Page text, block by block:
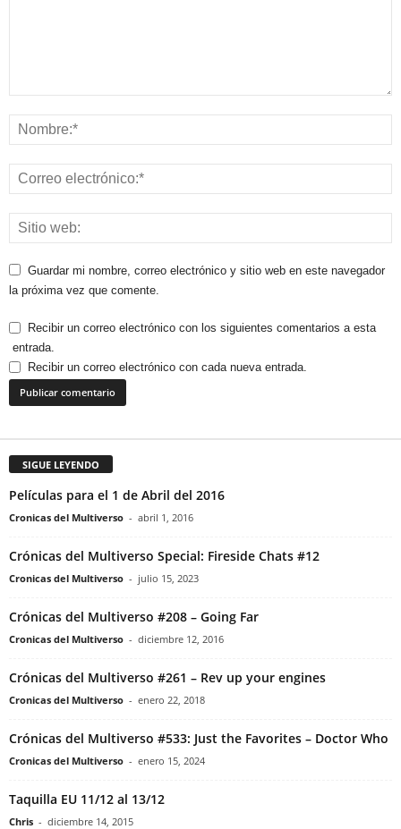
Guardar mi nombre, correo electrónico y sitio web en este navegador
la próxima vez que comente.
Recibir un correo electrónico con los siguientes comentarios a esta
entrada.
Recibir un correo electrónico con cada nueva entrada.
SIGUE LEYENDO
Películas para el 1 de Abril del 2016
Cronicas del Multiverso - abril 1, 2016
Crónicas del Multiverso Special: Fireside Chats #12
Cronicas del Multiverso - julio 15, 2023
Crónicas del Multiverso #208 – Going Far
Cronicas del Multiverso - diciembre 12, 2016
Crónicas del Multiverso #261 – Rev up your engines
Cronicas del Multiverso - enero 22, 2018
Crónicas del Multiverso #533: Just the Favorites – Doctor Who
Cronicas del Multiverso - enero 15, 2024
Taquilla EU 11/12 al 13/12
Chris - diciembre 14, 2015